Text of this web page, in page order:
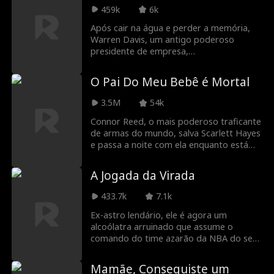
dólares para salvar ela da humilhação.
revelada: ele é o homem mais rico do
mundo!
postiços… mas nenhum dos dois sabe
disso!
459k
6k
Após cair na água e perder a memória,
Warren Davis, um antigo poderoso
presidente de empresa,
próprio hotel que fundou. Ele sofre
humilhações de seus funcionários – e até
mesmo do próprio filho, que tratam ele
como um mero servo, até que ele se
lembra de quem realmente é.
O Pai Do Meu Bebê é Mortal
3.5M
54k
Connor Reed, o mais poderoso traficante
de armas do mundo, salva Scarlett Hayes
e passa a noite com ela enquanto está
escondido, Scarlett reaparece... com um
filho deles. Agora Connor precisa manter
os dois em segurança... sem revelar a sua
verdadeira identidade.
A Jogada da Virada
433.7k
7.1k
Ex-astro lendário, ele é agora um
alcoólatra arruinado que assume o
comando do time azarão da NBA do seu
determinado a mostrar aos críticos que
Mamãe, Conseguiste um